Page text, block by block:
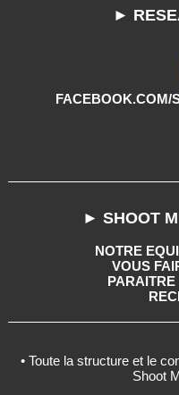
►
FACEBOOK.COM/
► SHOOT
NOTRE
VOUS
• Toute la structure et le
Shoot